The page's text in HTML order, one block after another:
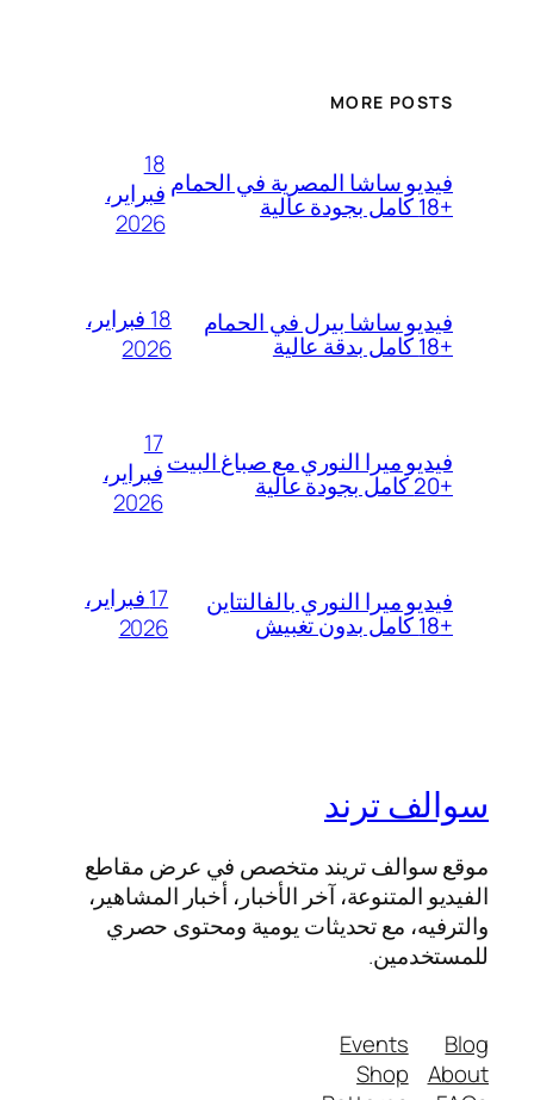
MORE POSTS
فيديو ساشا المصرية في الحمام
+18 كامل بجودة عالية
18
فبراير،
2026
فيديو ساشا بيرل في الحمام
+18 كامل بدقة عالية
18 فبراير،
2026
فيديو ميرا النوري مع صباغ البيت
+20 كامل بجودة عالية
17
فبراير،
2026
فيديو ميرا النوري بالفالنتاين
+18 كامل بدون تغبيش
17 فبراير،
2026
سوالف ترند
موقع سوالف تريند متخصص في عرض مقاطع
الفيديو المتنوعة، آخر الأخبار، أخبار المشاهير،
والترفيه، مع تحديثات يومية ومحتوى حصري
للمستخدمين.
Blog
About
Events
Shop